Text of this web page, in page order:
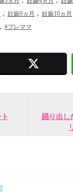
妊娠9ヵ月 妊娠10ヵ月
#プレママ
踊り出し